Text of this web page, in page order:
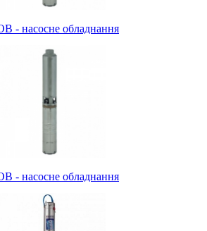
- насосне обладнання
- насосне обладнання